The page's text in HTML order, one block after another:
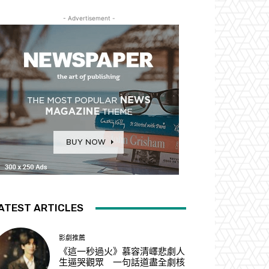
- Advertisement -
ARTICLES
影劇推薦
《這一秒過火》慕容清嶧悲劇人
生逼哭觀眾 一句話道盡全劇核